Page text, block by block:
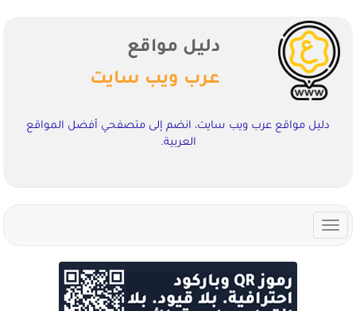
دليل مواقع
عرب ويب سايت
دليل مواقع عرب ويب سايت، انضم إلى متصفحي أفضل المواقع
العربية.
Toggle
navigation